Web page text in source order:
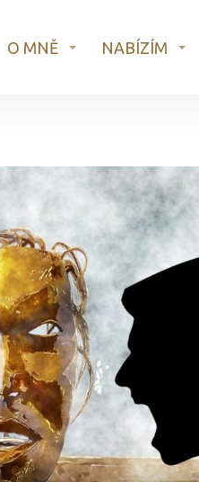
O MNĚ NABÍZÍM